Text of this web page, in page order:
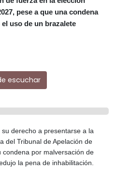
pese a que una condena
uso de un brazalete
escuchar
derecho a presentarse a la
del Tribunal de Apelación de
por malversación de
la pena de inhabilitación.